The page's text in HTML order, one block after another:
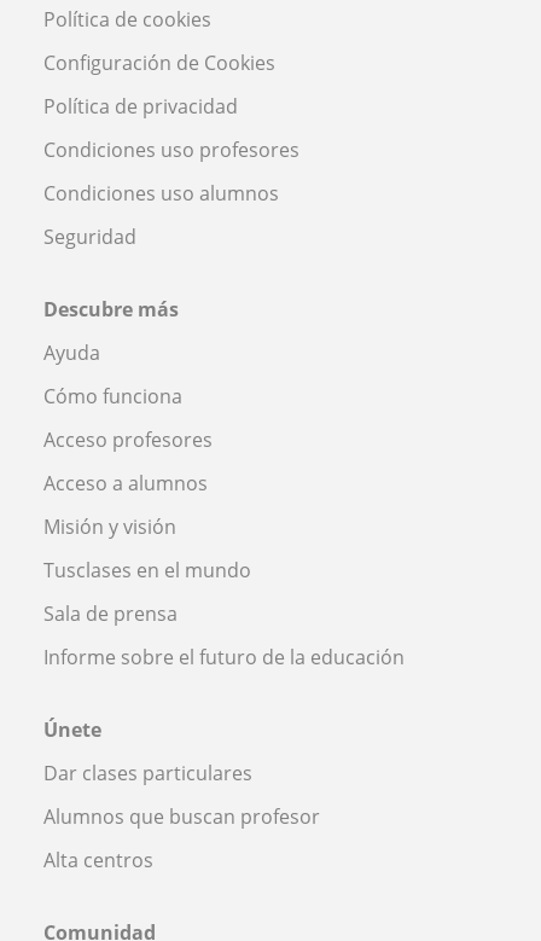
Política de cookies
Configuración de Cookies
Política de privacidad
Condiciones uso profesores
Condiciones uso alumnos
Seguridad
Descubre más
Ayuda
Cómo funciona
Acceso profesores
Acceso a alumnos
Misión y visión
Tusclases en el mundo
Sala de prensa
Informe sobre el futuro de la educación
Únete
Dar clases particulares
Alumnos que buscan profesor
Alta centros
Comunidad